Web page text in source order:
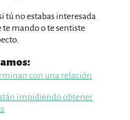
tú no estabas interesada
te mando o te sentiste
con una relación
impidiendo obtener